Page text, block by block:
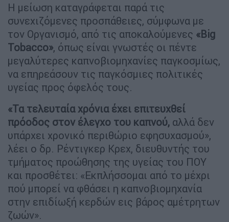
Η μείωση καταγράφεται παρά τις
συνεχιζόμενες προσπάθειες, σύμφωνα με
τον Οργανισμό, από τις αποκαλούμενες «Big
Tobacco», όπως είναι γνωστές οι πέντε
μεγαλύτερες καπνοβιομηχανίες παγκοσμίως,
να επηρεάσουν τις παγκόσμιες πολιτικές
υγείας προς όφελός τους.
«Τα τελευταία χρόνια έχει επιτευχθεί
πρόοδος στον έλεγχο του καπνού, αλλά δεν
υπάρχει χρονικό περιθώριο εφησυχασμού»,
λέει ο δρ. Ρέντιγκερ Κρεχ, διευθυντής του
τμήματος προώθησης της υγείας του ΠΟΥ
και προσθέτει: «Εκπλήσσομαι από το μέχρι
πού μπορεί να φθάσει η καπνοβιομηχανία
στην επιδίωξή κερδών εις βάρος αμέτρητων
ζωών».